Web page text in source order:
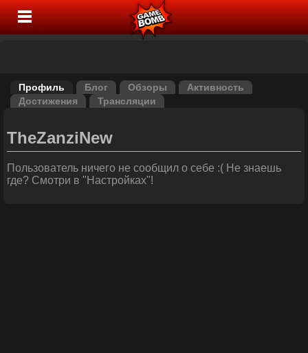
Профиль Блог Обзоры
Активность
Достижения
Трансляции
TheZanziNew
Пользователь ничего не сообщил о себе :( Не знаешь
где? Смотри в "Настройках"!